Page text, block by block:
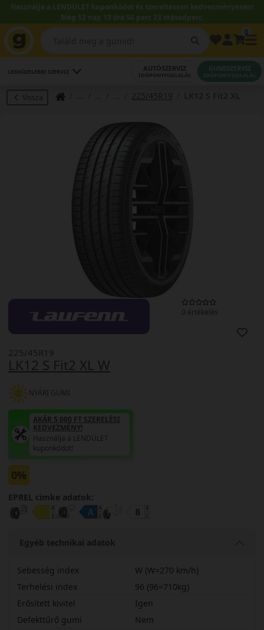
Használja a LENDÜLET kuponkódot és szereltessen kedvezményesen!
Még 52 nap 13 óra 56 perc 23 másodperc.
LEGKÖZELEBBI SZERVIZ AUTÓSZERVIZ
IDŐPONTFOGLALÁS
GUMISZERVIZ
IDŐPONTFOGLALÁS
Vissza 225/45R19
0 értékelés
LK12 S Fit2 XL W
225/45R19
NYÁRI GUMI
AKÁR 5.000 FT SZERELÉSI
KEDVEZMÉNY!
Használja a LENDÜLET
kuponkódot!
0%
EPREL cimke adatok:
Egyéb technikai adatok
Sebesség index
W (W=270 km/h)
Terhelési index
96 (96=710kg)
Erősített kivitel
Igen
Defekttűrő gumi
Nem